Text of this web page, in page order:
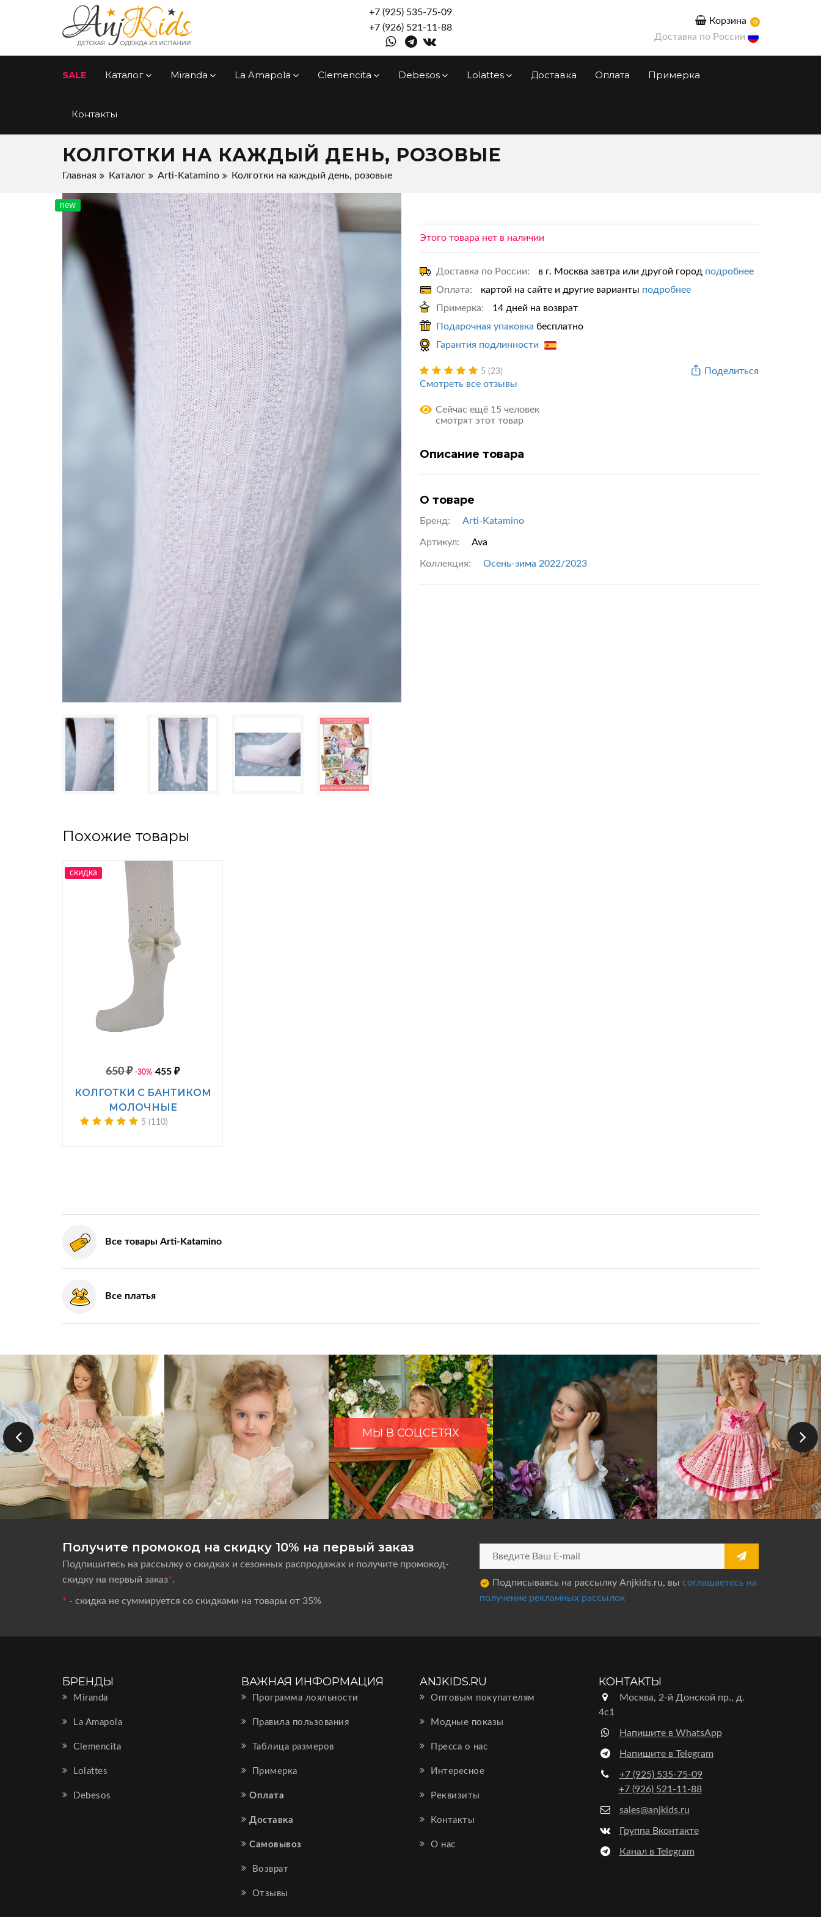
+7 (925) 535-75-09
+7 (926) 521-11-88
Корзина 0
Доставка по России
SALE Каталог Miranda La Amapola Clemencita Debesos Lolattes Доставка Оплата Примерка
Контакты
КОЛГОТКИ НА КАЖДЫЙ ДЕНЬ, РОЗОВЫЕ
Главная Каталог Arti-Katamino Колготки на каждый день, розовые
new
Этого товара нет в наличии
Доставка по России: в г. Москва завтра или другой город подробнее
Оплата:
картой на сайте и другие варианты подробнее
Примерка:
14 дней на возврат
Подарочная упаковка бесплатно
Гарантия подлинности
Поделиться
5 (23)
Смотреть все отзывы
Сейчас ещё 15 человек
смотрят этот товар
Описание товара
О товаре
Бренд: Arti-Katamino
Артикул: Ava
Коллекция: Осень-зима 2022/2023
Похожие товары
скидка
650 ₽ -30% 455 ₽
КОЛГОТКИ С БАНТИКОМ
МОЛОЧНЫЕ
5 (110)
Все товары Arti-Katamino
Все платья
МЫ В СОЦСЕТЯХ
Получите промокод на скидку 10% на первый заказ
Подпишитесь на рассылку о скидках и сезонных распродажах и получите промокод-
скидку на первый заказ*.
* - скидка не суммируется со скидками на товары от 35%
Подписываясь на рассылку Anjkids.ru, вы соглашаетесь на
получение рекламных рассылок
БРЕНДЫ
Miranda
La Amapola
Clemencita
Lolattes
Debesos
ВАЖНАЯ ИНФОРМАЦИЯ
Программа лояльности
Правила пользования
Таблица размеров
Примерка
Оплата
Доставка
Самовывоз
Возврат
Отзывы
ANJKIDS.RU
Оптовым покупателям
Модные показы
Пресса о нас
Интересное
Реквизиты
Контакты
О нас
КОНТАКТЫ
Москва, 2-й Донской пр., д.
4с1
Напишите в WhatsApp
Напишите в Telegram
+7 (925) 535-75-09
+7 (926) 521-11-88
sales@anjkids.ru
Группа Вконтакте
Канал в Telegram